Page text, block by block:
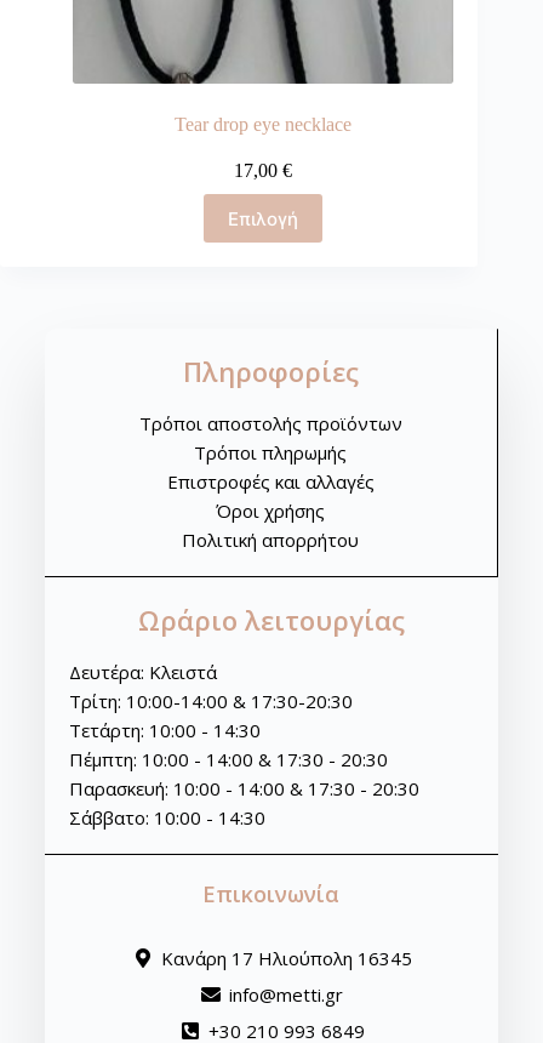
Tear drop eye necklace
17,00€
Επιλογή
Πληροφορίες
Τρόποι αποστολής προϊόντων
Τρόποι πληρωμής
Επιστροφές και αλλαγές
Όροι χρήσης
Πολιτική απορρήτου
Ωράριο λειτουργίας
Δευτέρα: Κλειστά
Τρίτη: 10:00-14:00 & 17:30-20:30
Τετάρτη: 10:00 - 14:30
Πέμπτη: 10:00 - 14:00 & 17:30 - 20:30
Παρασκευή: 10:00 - 14:00 & 17:30 - 20:30
Σάββατο: 10:00 - 14:30
Επικοινωνία
Κανάρη 17 Ηλιούπολη 16345
info@metti.gr
+30 210 993 6849